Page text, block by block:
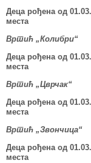
Деца рођена од
места
Вртић „Колибри“
Деца рођена од
места
Вртић „Цврчак“
Деца рођена од
места
Вртић „Звончица“
Деца рођена од
места